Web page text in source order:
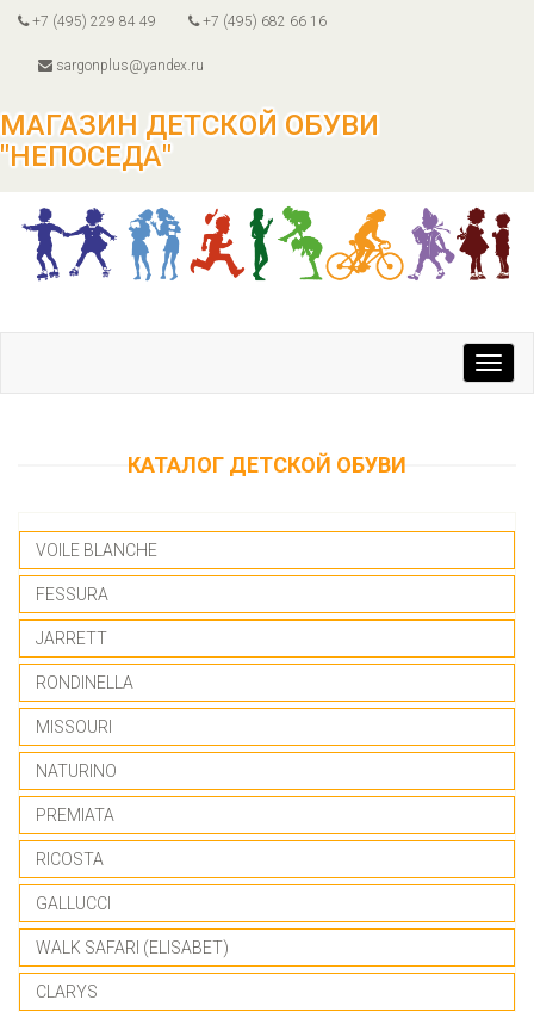
+7 (495) 229 84 49 +7 (495) 682 66 16
sargonplus@yandex.ru
МАГАЗИН ДЕТСКОЙ ОБУВИ
"НЕПОСЕДА"
КАТАЛОГ ДЕТСКОЙ ОБУВИ
VOILE BLANCHE
FESSURA
JARRETT
RONDINELLA
MISSOURI
NATURINO
PREMIATA
RICOSTA
GALLUCCI
WALK SAFARI (ELISABET)
CLARYS